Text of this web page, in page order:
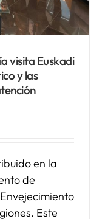
visita Euskadi
y las
en la
de
Este